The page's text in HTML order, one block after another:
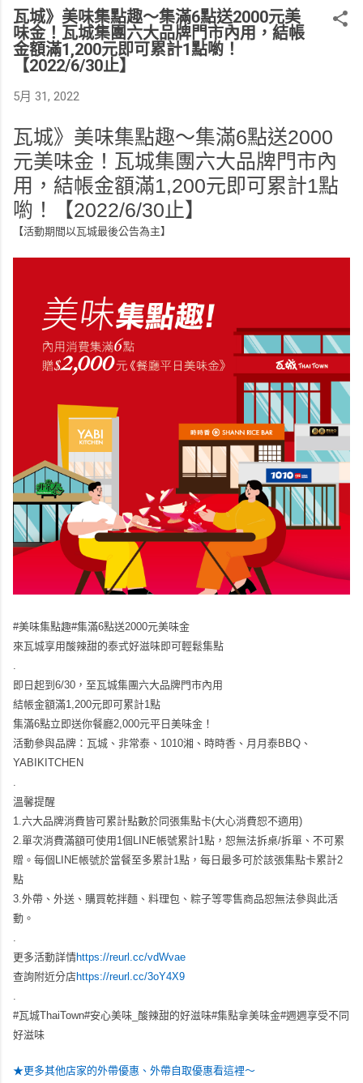
瓦城》美味集點趣～集滿6點送2000元美
味金！瓦城集團六大品牌門市內用，結帳
金額滿1,200元即可累計1點喲！
【2022/6/30止】
5月 31, 2022
瓦城》美味集點趣～集滿6點送2000
元美味金！瓦城集團六大品牌門市內
用，結帳金額滿1,200元即可累計1點
喲！【2022/6/30止】
【活動期間以瓦城最後公告為主】
#美味集點趣#集滿6點送2000元美味金
來瓦城享用酸辣甜的泰式好滋味即可輕鬆集點
即日起到6/30，至瓦城集團六大品牌門市內用
結帳金額滿1,200元即可累計1點
集滿6點立即送你餐廳2,000元平日美味金！
活動參與品牌：瓦城、非常泰、1010湘、時時香、月月泰BBQ、
YABIKITCHEN
溫馨提醒
1.六大品牌消費皆可累計點數於同張集點卡(大心消費恕不適用)
2.單次消費滿額可使用1個LINE帳號累計1點，恕無法拆桌/拆單、不可累
贈。每個LINE帳號於當餐至多累計1點，每日最多可於該張集點卡累計2
點
3.外帶、外送、購買乾拌麵、料理包、粽子等零售商品恕無法參與此活
動。
更多活動詳情https://reurl.cc/vdWvae
查詢附近分店https://reurl.cc/3oY4X9
#瓦城ThaiTown#安心美味_酸辣甜的好滋味#集點拿美味金#週週享受不同
好滋味
★更多其他店家的外帶優惠、外帶自取優惠看這裡～